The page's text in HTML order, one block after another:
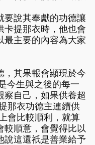
要說其奉獻的功德讓
卡提那衣時，他也會
最主要的內容為大家
，其果報會顯現於今
今生與之後的每一
察自己，如果供養超
那衣功德主連續供
會比較順利，就算
較順意，會覺得比以
說這還祇是善業給予